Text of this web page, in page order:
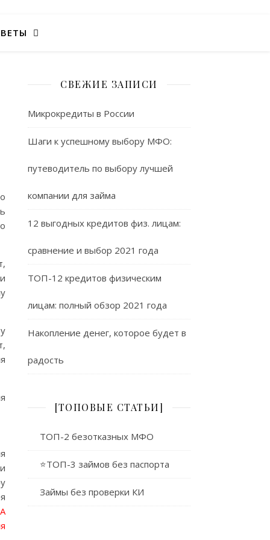
А
СВЕЖИЕ ЗАПИСИ
Микрокредиты в России
Шаги к успешному выбору МФО:
путеводитель по выбору лучшей
компании для займа
12 выгодных кредитов физ. лицам:
сравнение и выбор 2021 года
ТОП-12 кредитов физическим
лицам: полный обзор 2021 года
Накопление денег, которое будет в
радость
[ТОПОВЫЕ СТАТЬИ]
ТОП-2 безотказных МФО
⭐ТОП-3 займов без паспорта
Займы без проверки КИ